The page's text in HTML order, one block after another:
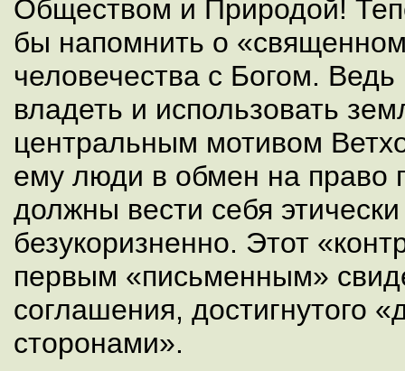
Обществом и Природой!
бы напомнить о «священном
человечества с Богом.
владеть и использовать
центральным мотивом
ему люди в обмен на право
должны вести себя
безукоризненно. Этот
первым «письменным»
соглашения, достигнутого
сторонами».